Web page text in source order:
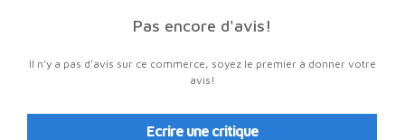
Pas encore d'avis!
Il n'y a pas d'avis sur ce commerce, soyez le premier à donner votre
avis!
Ecrire une critique